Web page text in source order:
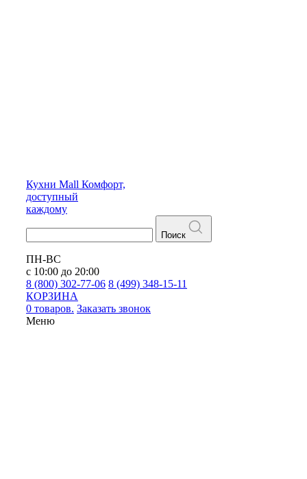
Кухни Mall Комфорт,
доступный
каждому
Поиск
ПН-ВС
с 10:00 до 20:00
8 (800) 302-77-06 8 (499) 348-15-11
КОРЗИНА
0 товаров. Заказать звонок
Меню